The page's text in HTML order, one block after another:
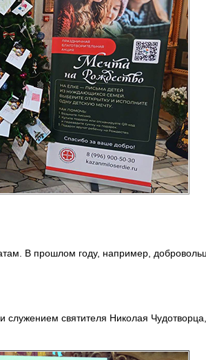
В прошлом году, например,
служением святителя Николая